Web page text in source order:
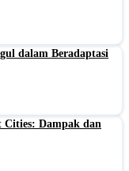
dalam Beradaptasi
Cities: Dampak dan